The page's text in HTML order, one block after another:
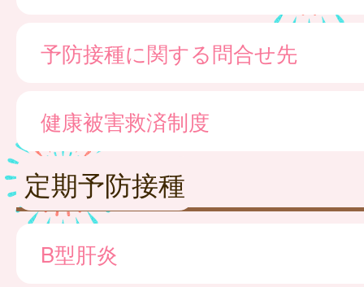
予防接種に関する問合せ先
健康被害救済制度
定期予防接種
B型肝炎